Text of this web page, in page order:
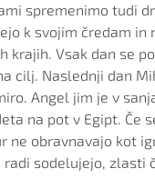
spremenimo tudi
k svojim čredam
krajih. Vsak dan se
cilj. Naslednji dan
Angel jim je v
na pot v Egipt. Če
obravnavajo kot
sodelujejo, zlasti